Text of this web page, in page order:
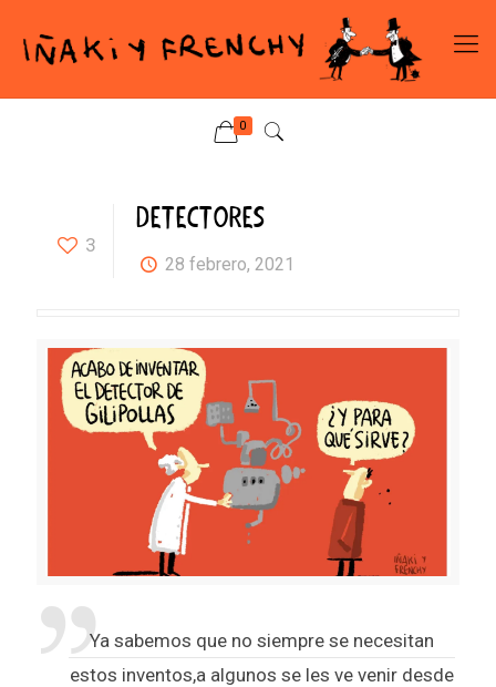
0
3
DETECTORES
28 febrero, 2021
Ya sabemos que no siempre se necesitan
estos inventos,a algunos se les ve venir desde